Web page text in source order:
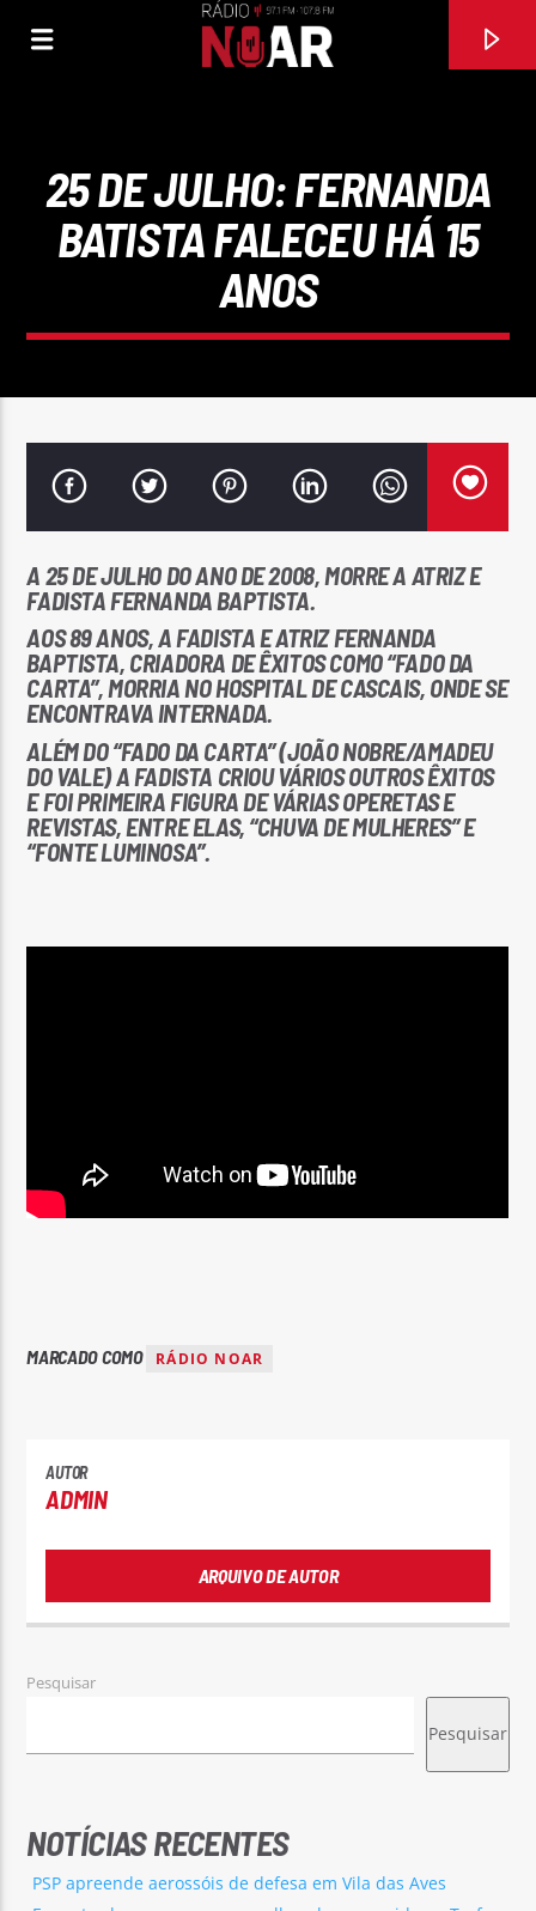
97.1FM E 107.8 FM
Rádio No ar
25 DE JULHO: FERNANDA
BATISTA FALECEU HÁ 15
ANOS
A 25 DE JULHO DO ANO DE 2008, MORRE A ATRIZ E
FADISTA FERNANDA BAPTISTA.
AOS 89 ANOS, A FADISTA E ATRIZ FERNANDA
BAPTISTA, CRIADORA DE ÊXITOS COMO “FADO DA
CARTA”, MORRIA NO HOSPITAL DE CASCAIS, ONDE SE
ENCONTRAVA INTERNADA.
ALÉM DO “FADO DA CARTA” (JOÃO NOBRE/AMADEU
DO VALE) A FADISTA CRIOU VÁRIOS OUTROS ÊXITOS
E FOI PRIMEIRA FIGURA DE VÁRIAS OPERETAS E
REVISTAS, ENTRE ELAS, “CHUVA DE MULHERES” E
“FONTE LUMINOSA”.
MARCADO COMO RÁDIO NOAR
AUTOR
ADMIN
ARQUIVO DE AUTOR
Pesquisar
Pesquisar
NOTÍCIAS RECENTES
PSP apreende aerossóis de defesa em Vila das Aves